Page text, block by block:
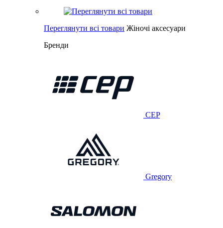
Переглянути всі товари Жіночі аксесуари
Бренди
CEP
Gregory